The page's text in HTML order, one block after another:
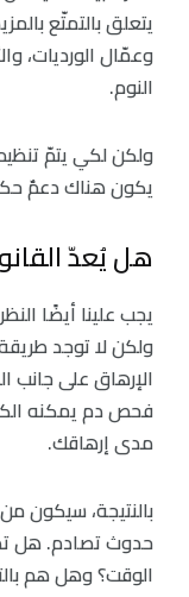
يتعلق بالتمتّع
وعمّال الورديات،
النوم.
ولكن لكي يتمّ
يكون هناك دعمٌ
هل يُعدّ
يجب علينا أيضًا
ولكن لا توجد
الإرهاق على جانب
فحص دم يمكنه
مدى إرهاقك.
بالنتيجة،
حدوث تصادم. هل
الوقت؟ وهل هم